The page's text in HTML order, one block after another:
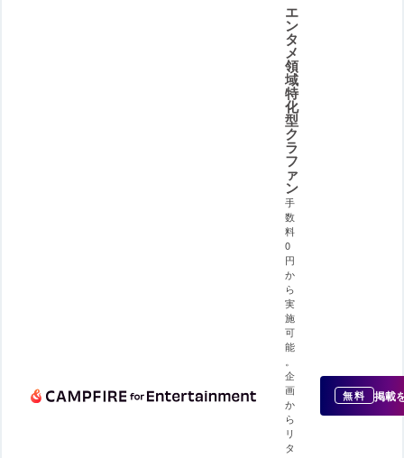
エ
ン
タ
メ
領
域
特
化
型
ク
ラ
フ
ァ
ン
手
数
料
0
円
か
ら
実
施
可
能
企
画
か
ら
リ
タ
無料 掲載